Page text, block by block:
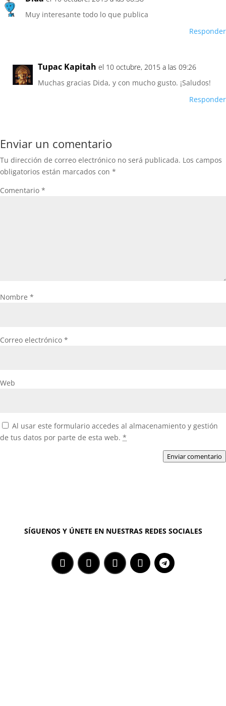
Muy interesante todo lo que publica
Responder
Tupac Kapitah el 10 octubre, 2015 a las 09:26
Muchas gracias Dida, y con mucho gusto. ¡Saludos!
Responder
Enviar un comentario
Tu dirección de correo electrónico no será publicada. Los campos
obligatorios están marcados con *
Comentario *
Nombre *
Correo electrónico *
Web
Al usar este formulario accedes al almacenamiento y gestión
de tus datos por parte de esta web. *
Enviar comentario
SÍGUENOS Y ÚNETE EN NUESTRAS REDES SOCIALES